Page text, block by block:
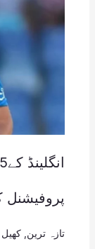
پروفیشنل
تازہ ترین کھیل